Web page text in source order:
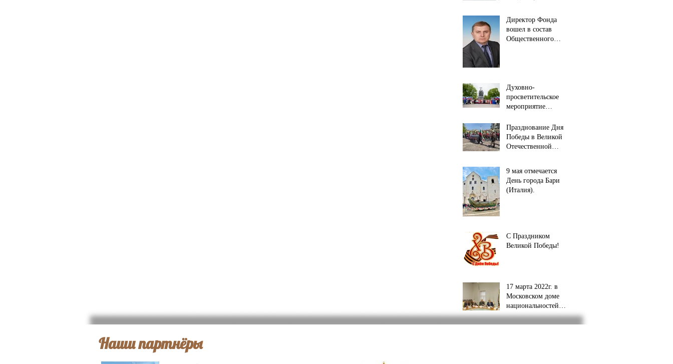
Путина!
Директор Фонда
вошел в состав
Общественного
Духовно-
просветительское
мероприятие
России
Празднование Дня
Победы в Великой
Отечественной
Болгария).
9 мая отмечается
День города Бари
(Италия).
С Праздником
Великой Победы!
17 марта 2022г. в
Московском доме
национальностей
состоялось
совещание.
Наши партнёры